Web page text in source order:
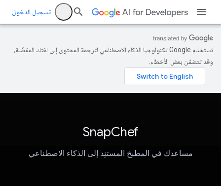
تسجيل الدخول
تستخدم Google تكنولوجيا الذكاء الاصطناعي لترجمة المحتوى إلى لغتك المفضّلة،
وقد تتضمّن بعض الأخطاء.
SnapChef
مساعدك في المطبخ المستنِد إلى الذكاء الاصطناعي